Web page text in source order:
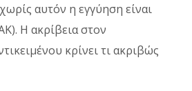
αυτόν η εγγύηση είναι
Η ακρίβεια στον
κρίνει τι ακριβώς